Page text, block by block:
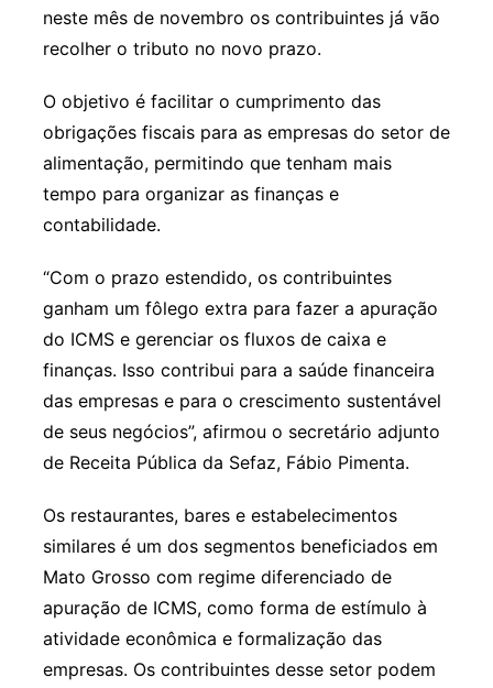
neste mês de novembro os contribuintes já vão
recolher o tributo no novo prazo.
O objetivo é facilitar o cumprimento das
obrigações fiscais para as empresas do setor de
alimentação, permitindo que tenham mais
tempo para organizar as finanças e
contabilidade.
“Com o prazo estendido, os contribuintes
ganham um fôlego extra para fazer a apuração
do ICMS e gerenciar os fluxos de caixa e
finanças. Isso contribui para a saúde financeira
das empresas e para o crescimento sustentável
de seus negócios”, afirmou o secretário adjunto
de Receita Pública da Sefaz, Fábio Pimenta.
Os restaurantes, bares e estabelecimentos
similares é um dos segmentos beneficiados em
Mato Grosso com regime diferenciado de
apuração de ICMS, como forma de estímulo à
atividade econômica e formalização das
empresas. Os contribuintes desse setor podem